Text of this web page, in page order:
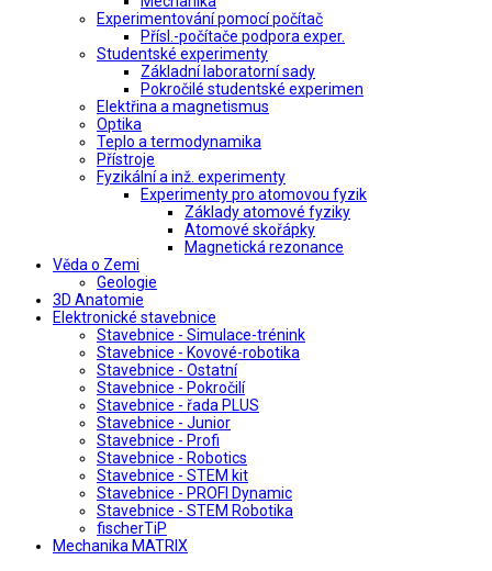
Experimentování pomocí počítač
Přísl.-počítače podpora exper.
Studentské experimenty
Základní laboratorní sady
Pokročilé studentské experimen
Elektřina a magnetismus
Optika
Teplo a termodynamika
Přístroje
Fyzikální a inž. experimenty
Experimenty pro atomovou fyzik
Základy atomové fyziky
Atomové skořápky
Magnetická rezonance
Věda o Zemi
Geologie
3D Anatomie
Elektronické stavebnice
Stavebnice - Simulace-trénink
Stavebnice - Kovové-robotika
Stavebnice - Ostatní
Stavebnice - Pokročilí
Stavebnice - řada PLUS
Stavebnice - Junior
Stavebnice - Profi
Stavebnice - Robotics
Stavebnice - STEM kit
Stavebnice - PROFI Dynamic
Stavebnice - STEM Robotika
fischerTiP
Mechanika MATRIX